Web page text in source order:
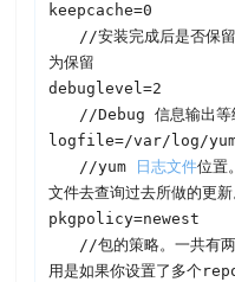
keepcache=0
//安装完成后是否保留
为保留
debuglevel=2
//Debug 信息输出等
logfile=/var/log/
//yum
日志文件位
文件去查询过去所做的更新
pkgpolicy=newest
//包的策略。一共有两
用是如果你设置了多个